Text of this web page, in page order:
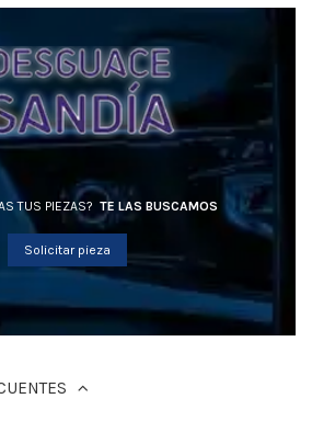
TUS PIEZAS? TE LAS BUSCAMOS
Solicitar pieza